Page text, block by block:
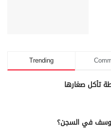
Trending
في السجن؟